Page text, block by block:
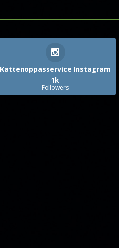
Kattenoppasservice Instagram
1k
Followers